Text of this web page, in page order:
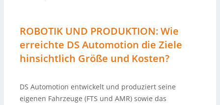
ROBOTIK UND PRODUKTION: Wie
erreichte DS Automotion die Ziele
hinsichtlich Größe und Kosten?
DS Automotion entwickelt und produziert seine
eigenen Fahrzeuge (FTS und AMR) sowie das